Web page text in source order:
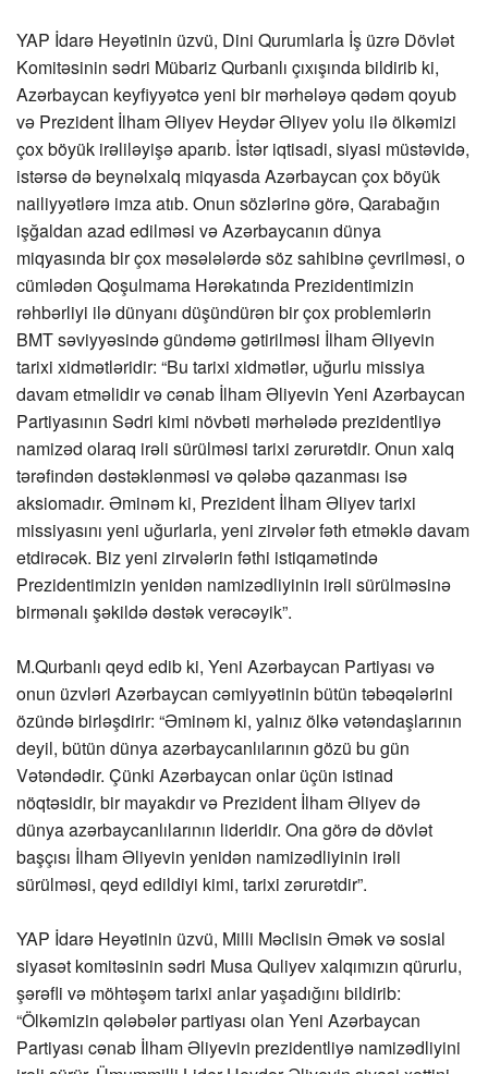
YAP İdarə Heyətinin üzvü, Dini Qurumlarla İş üzrə Dövlət
Komitəsinin sədri Mübariz Qurbanlı çıxışında bildirib ki,
Azərbaycan keyfiyyətcə yeni bir mərhələyə qədəm qoyub
və Prezident İlham Əliyev Heydər Əliyev yolu ilə ölkəmizi
çox böyük irəliləyişə aparıb. İstər iqtisadi, siyasi müstəvidə,
istərsə də beynəlxalq miqyasda Azərbaycan çox böyük
nailiyyətlərə imza atıb. Onun sözlərinə görə, Qarabağın
işğaldan azad edilməsi və Azərbaycanın dünya
miqyasında bir çox məsələlərdə söz sahibinə çevrilməsi, o
cümlədən Qoşulmama Hərəkatında Prezidentimizin
rəhbərliyi ilə dünyanı düşündürən bir çox problemlərin
BMT səviyyəsində gündəmə gətirilməsi İlham Əliyevin
tarixi xidmətləridir: “Bu tarixi xidmətlər, uğurlu missiya
davam etməlidir və cənab İlham Əliyevin Yeni Azərbaycan
Partiyasının Sədri kimi növbəti mərhələdə prezidentliyə
namizəd olaraq irəli sürülməsi tarixi zərurətdir. Onun xalq
tərəfindən dəstəklənməsi və qələbə qazanması isə
aksiomadır. Əminəm ki, Prezident İlham Əliyev tarixi
missiyasını yeni uğurlarla, yeni zirvələr fəth etməklə davam
etdirəcək. Biz yeni zirvələrin fəthi istiqamətində
Prezidentimizin yenidən namizədliyinin irəli sürülməsinə
birmənalı şəkildə dəstək verəcəyik”.
M.Qurbanlı qeyd edib ki, Yeni Azərbaycan Partiyası və
onun üzvləri Azərbaycan cəmiyyətinin bütün təbəqələrini
özündə birləşdirir: “Əminəm ki, yalnız ölkə vətəndaşlarının
deyil, bütün dünya azərbaycanlılarının gözü bu gün
Vətəndədir. Çünki Azərbaycan onlar üçün istinad
nöqtəsidir, bir mayakdır və Prezident İlham Əliyev də
dünya azərbaycanlılarının lideridir. Ona görə də dövlət
başçısı İlham Əliyevin yenidən namizədliyinin irəli
sürülməsi, qeyd edildiyi kimi, tarixi zərurətdir”.
YAP İdarə Heyətinin üzvü, Milli Məclisin Əmək və sosial
siyasət komitəsinin sədri Musa Quliyev xalqımızın qürurlu,
şərəfli və möhtəşəm tarixi anlar yaşadığını bildirib:
“Ölkəmizin qələbələr partiyası olan Yeni Azərbaycan
Partiyası cənab İlham Əliyevin prezidentliyə namizədliyini